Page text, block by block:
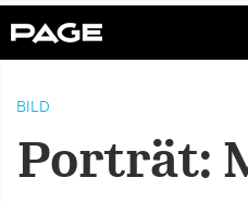
BILD
Porträt: